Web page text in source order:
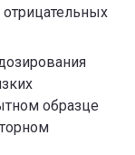
образце